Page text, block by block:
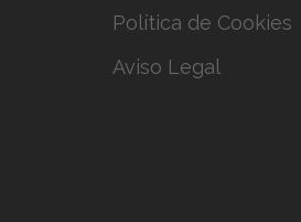
Política de Cookies
Aviso Legal